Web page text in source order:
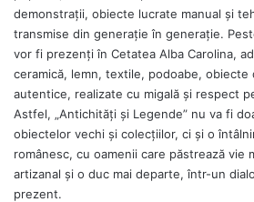
demonstrații, obiecte lucrate manual și
transmise din generație în generație.
vor fi prezenți în Cetatea Alba Carolina,
ceramică, lemn, textile, podoabe,
autentice, realizate cu migală și respect
Astfel, „Antichități și Legende” nu va fi
obiectelor vechi și colecțiilor, ci și o
românesc, cu oamenii care păstrează vie
artizanal și o duc mai departe, într-un
prezent.